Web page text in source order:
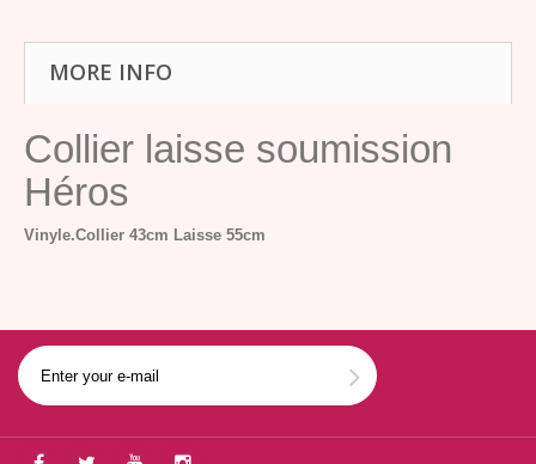
MORE INFO
Collier laisse soumission
Héros
Vinyle.Collier 43cm Laisse 55cm